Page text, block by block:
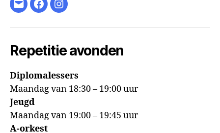
E-
FacebookInstagram
Repetitie avonden
Diplomalessers
Maandag van 18:30 – 19:00 uur
Jeugd
Maandag van 19:00 – 19:45 uur
A-orkest